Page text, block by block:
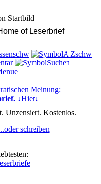
of Leserbrief
Meinung:
↓Hier↓
Unzensiert. Kostenlos.
schreiben